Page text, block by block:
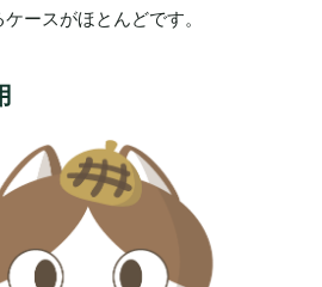
ースがほとんどです。